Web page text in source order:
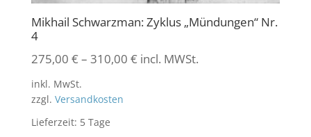
Mikhail Schwarzman: Zyklus „Mündungen“ Nr.
4
275,00 € – 310,00 € incl. MWSt.
inkl. MwSt.
zzgl. Versandkosten
Lieferzeit: 5 Tage